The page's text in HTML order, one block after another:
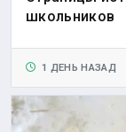
школьников
1 ДЕНЬ НАЗАД